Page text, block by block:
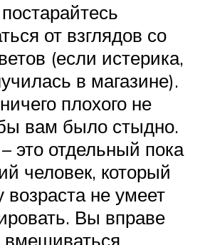
от взглядов со
(если истерика,
в магазине).
плохого не
вам было стыдно.
это отдельный пока
человек, который
возраста не умеет
Вы вправе
вмешиваться